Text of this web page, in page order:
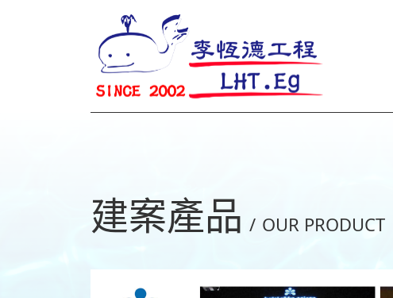
建案產品 / OUR PRODUCT